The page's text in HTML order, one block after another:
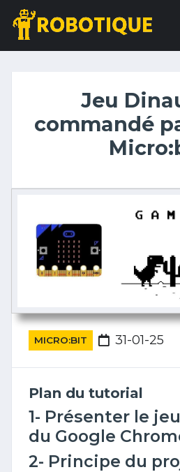
Jeu
commandé
MICRO:BIT 31-01-25
Plan du tutorial
1- Présenter le
du Google
2- Principe du